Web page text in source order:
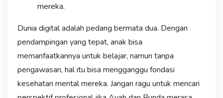
mereka.
Dunia digital adalah pedang bermata dua. Dengan
pendampingan yang tepat, anak bisa
memanfaatkannya untuk belajar, namun tanpa
pengawasan, hal itu bisa mengganggu fondasi
kesehatan mental mereka. Jangan ragu untuk mencari